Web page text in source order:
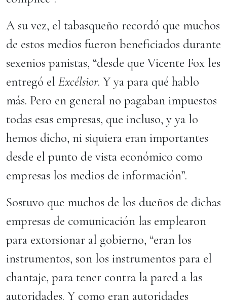
A su vez, el tabasqueño recordó que muchos
de estos medios fueron beneficiados durante
sexenios panistas, “desde que Vicente Fox les
entregó el Excélsior. Y ya para qué hablo
más. Pero en general no pagaban impuestos
todas esas empresas, que incluso, y ya lo
hemos dicho, ni siquiera eran importantes
desde el punto de vista económico como
empresas los medios de información”.
Sostuvo que muchos de los dueños de dichas
empresas de comunicación las emplearon
para extorsionar al gobierno, “eran los
instrumentos, son los instrumentos para el
chantaje, para tener contra la pared a las
autoridades. Y como eran autoridades